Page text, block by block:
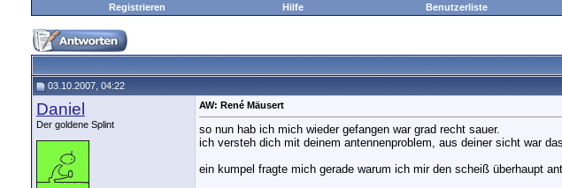
Registrieren
Hilfe Benutzerliste
03.10.2007, 04:22
Daniel
Der goldene Splint
AW: René Mäusert
so nun hab ich mich wieder gefangen war grad recht sauer.
ich versteh dich mit deinem antennenproblem, aus deiner sicht war
ein kumpel fragte mich gerade warum ich mir den scheiß überhaupt